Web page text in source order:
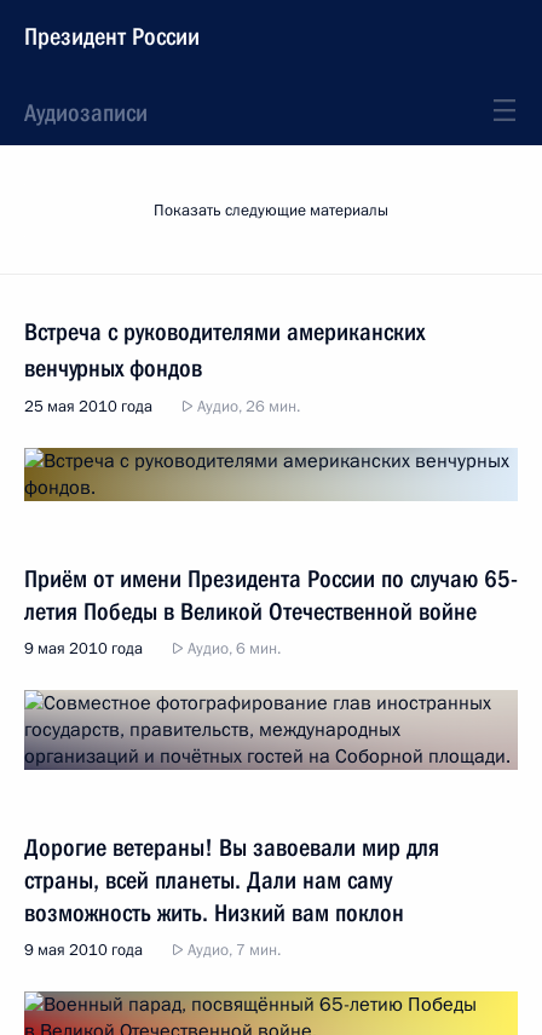
Президент России
Аудиозаписи
Показать следующие материалы
Встреча с руководителями американских
венчурных фондов
25 мая 2010 года Аудио, 26 мин.
Приём от имени Президента России по случаю 65-
летия Победы в Великой Отечественной войне
9 мая 2010 года Аудио, 6 мин.
Дорогие ветераны! Вы завоевали мир для
страны, всей планеты. Дали нам саму
возможность жить. Низкий вам поклон
9 мая 2010 года Аудио, 7 мин.